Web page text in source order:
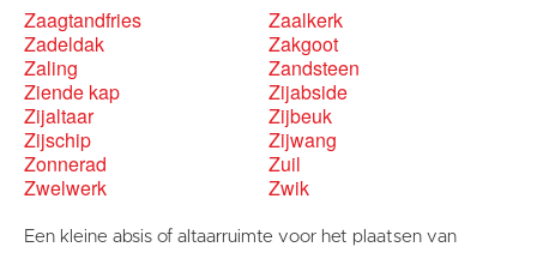
Zaagtandfries
Zaalkerk
Zadeldak
Zakgoot
Zaling
Zandsteen
Ziende kap
Zijabside
Zijaltaar
Zijbeuk
Zijschip
Zijwang
Zonnerad
Zuil
Zwelwerk
Zwik
Een kleine absis of altaarruimte voor het plaatsen van